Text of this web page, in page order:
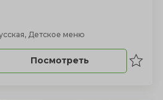
Детское меню
Посмотреть